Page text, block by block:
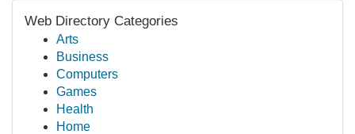
Web Directory Categories
Arts
Business
Computers
Games
Health
Home